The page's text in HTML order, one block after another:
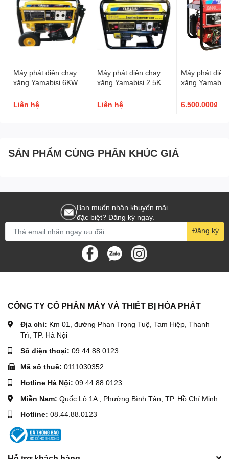
Trọng lượng 41 kg
06 tháng
Phụ kiện đi kèm
1. Hộp đồ
2. Phễu đổ nhớt
3. Phích cắm 3 chân
Máy phát điện chạy
xăng Yamabisi 6KW
Liên hệ
Máy phát điện chạy
xăng Yamabisi 2.5KW
Liên hệ
Máy phát điện
xăng
6.500.000₫
SẢN PHẨM CÙNG PHÂN KHÚC GIÁ
Bạn muốn nhận khuyến mãi
đặc biệt? Đăng ký ngay.
Đăng ký
CÔNG TY CỔ PHẦN MÁY VÀ THIẾT BỊ HÒA PHÁT
Địa chỉ: Km 01, đường Phan Trọng Tuệ, Tam Hiệp, Thanh
Trì, TP. Hà Nội
Số điện thoại: 09.44.88.0123
Mã số thuế: 0111030352
Hotline Hà Nội: 09.44.88.0123
Miền Nam: Quốc Lộ 1A , Phường Bình Tân, TP. Hồ Chí Minh
Hotline: 08.44.88.0123